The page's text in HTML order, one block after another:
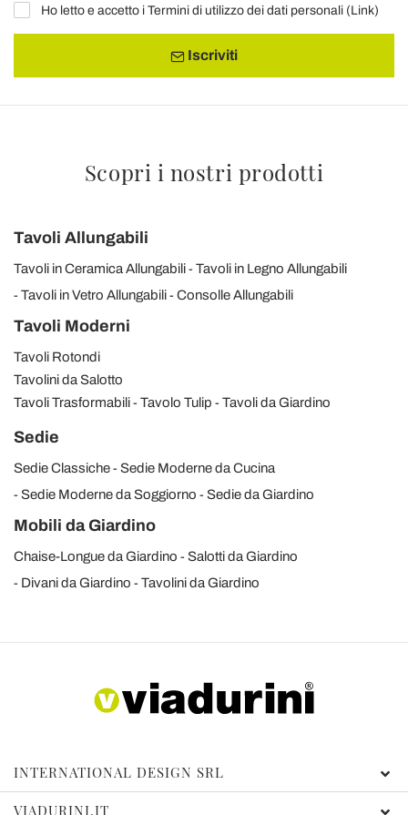
Ho letto e accetto i Termini di utilizzo dei dati personali (Link)
Iscriviti
Scopri i nostri prodotti
Tavoli Allungabili
Tavoli in Ceramica Allungabili
Tavoli in Legno Allungabili
Tavoli in Vetro Allungabili
Consolle Allungabili
Tavoli Moderni
Tavoli Rotondi
Tavolini da Salotto
Tavoli Trasformabili
Tavolo Tulip Tavoli da Giardino
Sedie
Sedie Classiche
Sedie Moderne da Cucina
Sedie Moderne da Soggiorno
Sedie da Giardino
Mobili da Giardino
Chaise-Longue da Giardino
Salotti da Giardino
Divani da Giardino
Tavolini da Giardino
INTERNATIONAL DESIGN SRL
VIADURINI.IT